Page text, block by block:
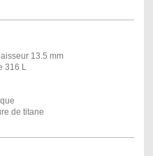
13.5 mm
L
de titane